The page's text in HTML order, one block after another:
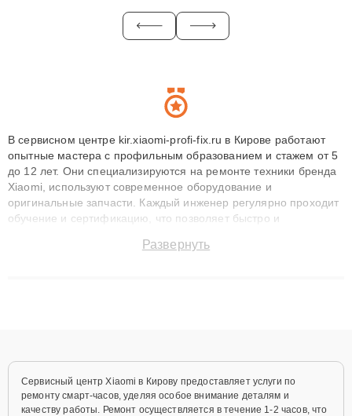
В сервисном центре kir.xiaomi-profi-fix.ru в Кирове работают
опытные мастера с профильным образованием и стажем от 5
до 12 лет. Они специализируются на ремонте техники бренда
Xiaomi, используют современное оборудование и
оригинальные запчасти. Каждый инженер регулярно проходит
обучение и сертификацию, что позволяет быстро и
сохранением гарантии до 3 лет. Наши мастера решают
Развернуть
Сервисный центр Xiaomi в Кирову предоставляет услуги по
ремонту смарт-часов, уделяя особое внимание деталям и
качеству работы. Ремонт осуществляется в течение 1-2 часов, что